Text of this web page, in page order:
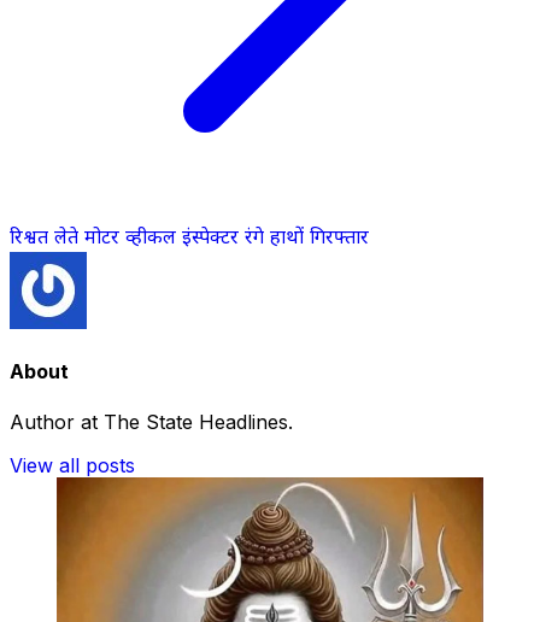
रिश्वत लेते मोटर व्हीकल इंस्पेक्टर रंगे हाथों गिरफ्तार
About
Author at The State Headlines.
View all posts